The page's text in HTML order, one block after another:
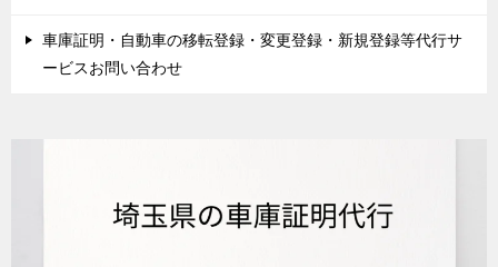
車庫証明・自動車の移転登録・変更登録・新規登録等代行サ
ービスお問い合わせ